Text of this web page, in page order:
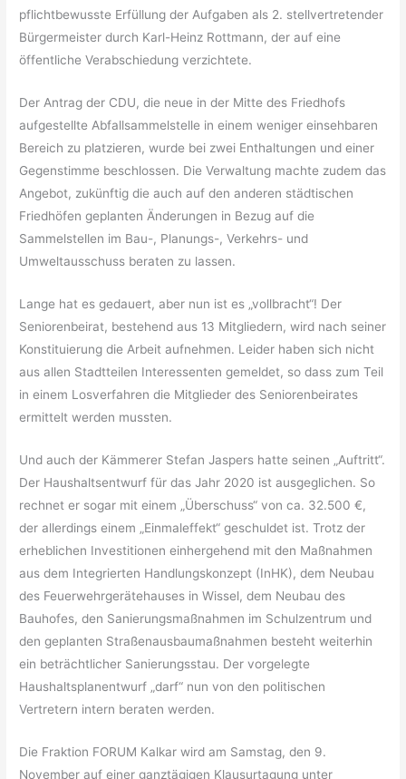
pflichtbewusste Erfüllung der Aufgaben als 2. stellvertretender
Bürgermeister durch Karl-Heinz Rottmann, der auf eine
öffentliche Verabschiedung verzichtete.
Der Antrag der CDU, die neue in der Mitte des Friedhofs
aufgestellte Abfallsammelstelle in einem weniger einsehbaren
Bereich zu platzieren, wurde bei zwei Enthaltungen und einer
Gegenstimme beschlossen. Die Verwaltung machte zudem das
Angebot, zukünftig die auch auf den anderen städtischen
Friedhöfen geplanten Änderungen in Bezug auf die
Sammelstellen im Bau-, Planungs-, Verkehrs- und
Umweltausschuss beraten zu lassen.
Lange hat es gedauert, aber nun ist es „vollbracht“! Der
Seniorenbeirat, bestehend aus 13 Mitgliedern, wird nach seiner
Konstituierung die Arbeit aufnehmen. Leider haben sich nicht
aus allen Stadtteilen Interessenten gemeldet, so dass zum Teil
in einem Losverfahren die Mitglieder des Seniorenbeirates
ermittelt werden mussten.
Und auch der Kämmerer Stefan Jaspers hatte seinen „Auftritt“.
Der Haushaltsentwurf für das Jahr 2020 ist ausgeglichen. So
rechnet er sogar mit einem „Überschuss“ von ca. 32.500 €,
der allerdings einem „Einmaleffekt“ geschuldet ist. Trotz der
erheblichen Investitionen einhergehend mit den Maßnahmen
aus dem Integrierten Handlungskonzept (InHK), dem Neubau
des Feuerwehrgerätehauses in Wissel, dem Neubau des
Bauhofes, den Sanierungsmaßnahmen im Schulzentrum und
den geplanten Straßenausbaumaßnahmen besteht weiterhin
ein beträchtlicher Sanierungsstau. Der vorgelegte
Haushaltsplanentwurf „darf“ nun von den politischen
Vertretern intern beraten werden.
Die Fraktion FORUM Kalkar wird am Samstag, den 9.
November auf einer ganztägigen Klausurtagung unter